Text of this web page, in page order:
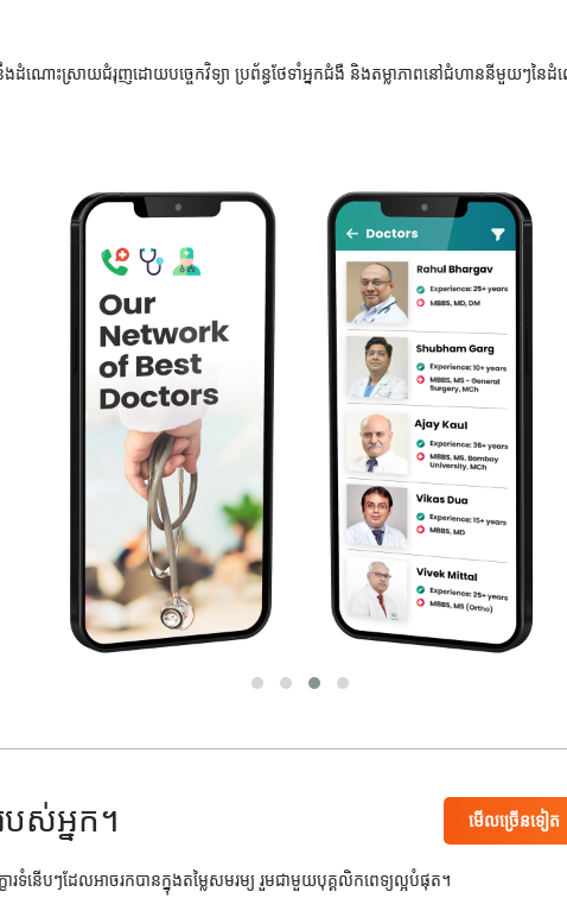
នឹងដំណោះស្រាយជំរុញដោយបច្ចេកវិទ្យា ប្រព័ន្ធថែទាំអ្នកជំងឺ និងតម្លាភាពនៅជំហាននីមួយៗនៃដំ
បស់អ្នក។ មើល​ច្រើន​ទៀត
នើបៗដែលអាចរកបានក្នុងតម្លៃសមរម្យ រួមជាមួយបុគ្គលិកពេទ្យល្អបំផុត។